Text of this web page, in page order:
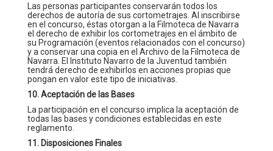
Las personas participantes conservarán todos los
derechos de autoría de sus cortometrajes. Al inscribirse
en el concurso, éstas otorgan a la Filmoteca de Navarra
el derecho de exhibir los cortometrajes en el ámbito de
su Programación (eventos relacionados con el concurso)
y a conservar una copia en el Archivo de la Filmoteca de
Navarra. El Instituto Navarro de la Juventud también
tendrá derecho de exhibirlos en acciones propias que
pongan en valor este tipo de iniciativas.
10. Aceptación de las Bases
La participación en el concurso implica la aceptación de
todas las bases y condiciones establecidas en este
reglamento.
11. Disposiciones Finales